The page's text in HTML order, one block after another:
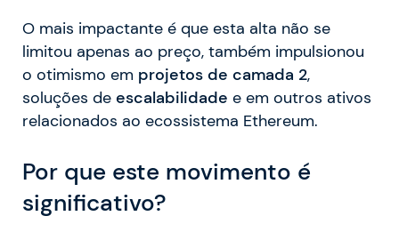
O mais impactante é que esta alta não se
limitou apenas ao preço, também impulsionou
o otimismo em projetos de camada 2,
soluções de escalabilidade e em outros ativos
relacionados ao ecossistema Ethereum.
Por que este movimento é
significativo?